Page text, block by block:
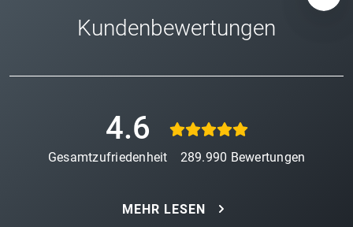
Kundenbewertungen
4.6
Gesamtzufriedenheit 289.990 Bewertungen
MEHR LESEN